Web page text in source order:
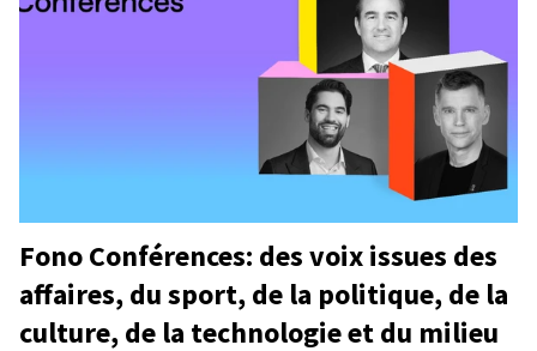
Fono Conférences: des voix issues des
affaires, du sport, de la politique, de la
culture, de la technologie et du milieu